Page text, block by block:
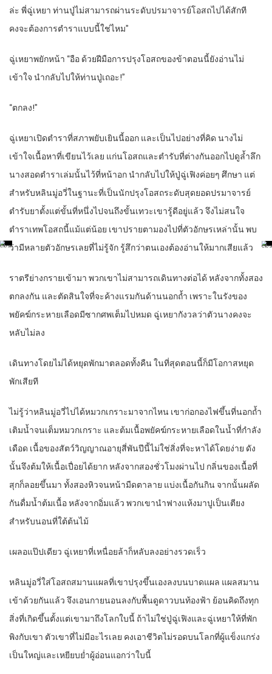
ล่ะ พี่ฉู่เหยา ท่านปู่ไม่สามารถผ่านระดับปรมาจารย์โอสถไปได้สักที
คงจะต้องการตำราแบบนี้ใช่ไหม”
ฉู่เหยาพยักหน้า “อือ ด้วยฝีมือการปรุงโอสถของข้าตอนนี้ยังอ่านไม่
เข้าใจ นำกลับไปให้ท่านปู่เถอะ!”
“ตกลง!”
ฉู่เหยาเปิดตำราที่สภาพยับเยินนี้ออก และเป็นไปอย่างที่คิด นางไม่
เข้าใจเนื้อหาที่เขียนไว้เลย แก่นโอสถและตำรับที่ต่างกันออกไปดูล้ำลึก
นางสอดตำราเล่มนั้นไว้ที่หน้าอก นำกลับไปให้ปู่ฉู่เฟิงค่อยๆ ศึกษา แต่
สำหรับหลินมู่อวี่ในฐานะที่เป็นนักปรุงโอสถระดับสุดยอดปรมาจารย์
ตำรับยาตั้งแต่ขั้นที่หนึ่งไปจนถึงขั้นเทวะเขารู้ดีอยู่แล้ว จึงไม่สนใจ
ตำราเทพโอสถนี้แม้แต่น้อย เขาปรายตามองไปที่ตัวอักษรเหล่านั้น พบ
ว่ามีหลายตัวอักษรเลยที่ไม่รู้จัก รู้สึกว่าตนเองต้องอ่านให้มากเสียแล้ว
ราตรีย่างกรายเข้ามา พวกเขาไม่สามารถเดินทางต่อได้ หลังจากทั้งสอง
ตกลงกัน และตัดสินใจที่จะค้างแรมกันด้านนอกถ้ำ เพราะในรังของ
พยัคฆ์กระหายเลือดมีซากศพเต็มไปหมด ฉู่เหยากังวลว่าตัวนางคงจะ
หลับไม่ลง
เดินทางโดยไม่ได้หยุดพักมาตลอดทั้งคืน ในที่สุดตอนนี้ก็มีโอกาสหยุด
พักเสียที
ไม่รู้ว่าหลินมู่อวี่ไปได้หมวกเกราะมาจากไหน เขาก่อกองไฟขึ้นที่นอกถ้ำ
เติมน้ำจนเต็มหมวกเกราะ และต้มเนื้อพยัคฆ์กระหายเลือดในน้ำที่กำลัง
เดือด เนื้อของสัตว์วิญญาณอายุสี่พันปีนี้ไม่ใช่สิ่งที่จะหาได้โดยง่าย ดัง
นั้นจึงต้มให้เนื้อเปื่อยได้ยาก หลังจากสองชั่วโมงผ่านไป กลิ่นของเนื้อที่
สุกก็ลอยขึ้นมา ทั้งสองหิวจนหน้ามืดตาลาย แบ่งเนื้อกันกิน จากนั้นผลัด
กันดื่มน้ำต้มเนื้อ หลังจากอิ่มแล้ว พวกเขานำฟางแห้งมาปูเป็นเตียง
สำหรับนอนที่ใต้ต้นไม้
เผลอแป๊ปเดียว ฉู่เหยาที่เหนื่อยล้าก็หลับลงอย่างรวดเร็ว
หลินมู่อวี่ใส่โอสถสมานแผลที่เขาปรุงขึ้นเองลงบนบาดแผล แผลสมาน
เข้าด้วยกันแล้ว จึงเอนกายนอนลงกับพื้นดูดาวบนท้องฟ้า ย้อนคิดถึงทุก
สิ่งที่เกิดขึ้นตั้งแต่เขามาถึงโลกใบนี้ ถ้าไม่ใช่ปู่ฉู่เฟิงและฉู่เหยาให้ที่พัก
พิงกับเขา ตัวเขาที่ไม่มีอะไรเลย คงเอาชีวิตไม่รอดบนโลกที่ผู้แข็งแกร่ง
เป็นใหญ่และเหยียบย่ำผู้อ่อนแอกว่าใบนี้